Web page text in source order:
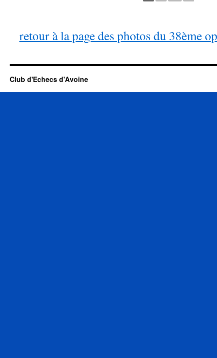
retour à la page des photos du 38ème
Club d'Echecs d'Avoine